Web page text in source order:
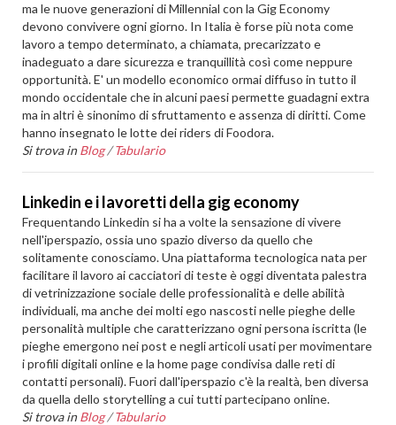
ma le nuove generazioni di Millennial con la Gig Economy
devono convivere ogni giorno. In Italia è forse più nota come
lavoro a tempo determinato, a chiamata, precarizzato e
inadeguato a dare sicurezza e tranquillità così come neppure
opportunità. E' un modello economico ormai diffuso in tutto il
mondo occidentale che in alcuni paesi permette guadagni extra
ma in altri è sinonimo di sfruttamento e assenza di diritti. Come
hanno insegnato le lotte dei riders di Foodora.
Si trova in Blog /Tabulario
Linkedin e i lavoretti della gig economy
Frequentando Linkedin si ha a volte la sensazione di vivere
nell'iperspazio, ossia uno spazio diverso da quello che
solitamente conosciamo. Una piattaforma tecnologica nata per
facilitare il lavoro ai cacciatori di teste è oggi diventata palestra
di vetrinizzazione sociale delle professionalità e delle abilità
individuali, ma anche dei molti ego nascosti nelle pieghe delle
personalità multiple che caratterizzano ogni persona iscritta (le
pieghe emergono nei post e negli articoli usati per movimentare
i profili digitali online e la home page condivisa dalle reti di
contatti personali). Fuori dall'iperspazio c'è la realtà, ben diversa
da quella dello storytelling a cui tutti partecipano online.
Si trova in Blog /Tabulario